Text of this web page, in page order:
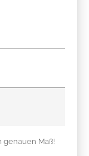
genauen Maß!